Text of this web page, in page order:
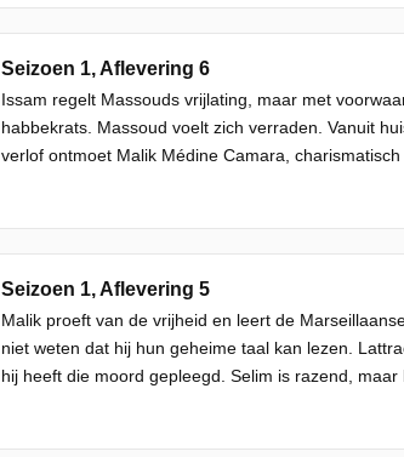
Seizoen 1, Aflevering 6
Issam regelt Massouds vrijlating, maar met
habbekrats. Massoud voelt zich verraden. Vanuit
verlof ontmoet Malik Médine Camara, charismatisch
Seizoen 1, Aflevering 5
Malik proeft van de vrijheid en leert de
niet weten dat hij hun geheime taal kan lezen.
hij heeft die moord gepleegd. Selim is razend, maar